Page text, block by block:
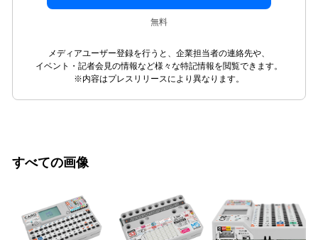
無料
メディアユーザー登録を行うと、企業担当者の連絡先や、
イベント・記者会見の情報など様々な特記情報を閲覧できます。
※内容はプレスリリースにより異なります。
すべての画像